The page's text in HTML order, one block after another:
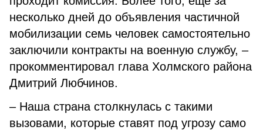
несколько дней до объявления частичной
мобилизации семь человек самостоятельно
заключили контракты на военную службу, –
прокомментировал глава Холмского района
Дмитрий Любчинов.
– Наша страна столкнулась с такими
вызовами, которые ставят под угрозу само